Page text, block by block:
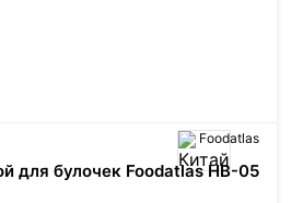
Foodatlas
для булочек Foodatlas HB-05